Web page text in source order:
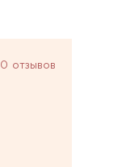
0 отзывов